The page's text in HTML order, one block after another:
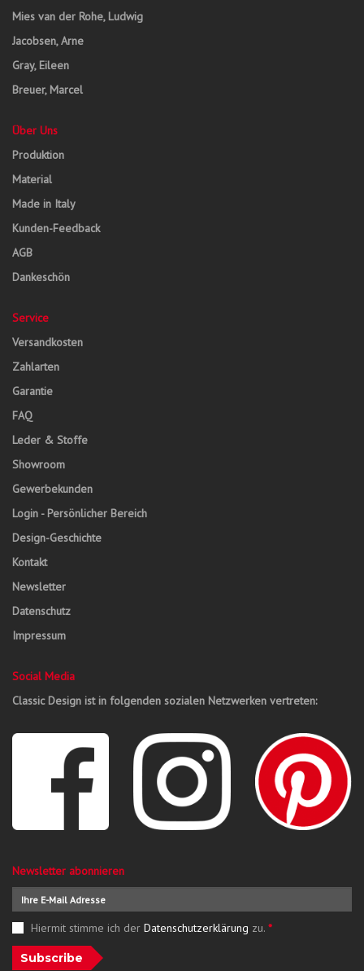
Mies van der Rohe, Ludwig
Jacobsen, Arne
Gray, Eileen
Breuer, Marcel
Über Uns
Produktion
Material
Made in Italy
Kunden-Feedback
AGB
Dankeschön
Service
Versandkosten
Zahlarten
Garantie
FAQ
Leder & Stoffe
Showroom
Gewerbekunden
Login - Persönlicher Bereich
Design-Geschichte
Kontakt
Newsletter
Datenschutz
Impressum
Social Media
Classic Design ist in folgenden sozialen Netzwerken vertreten:
Newsletter abonnieren
Hiermit stimme ich der Datenschutzerklärung zu. *
Subscribe